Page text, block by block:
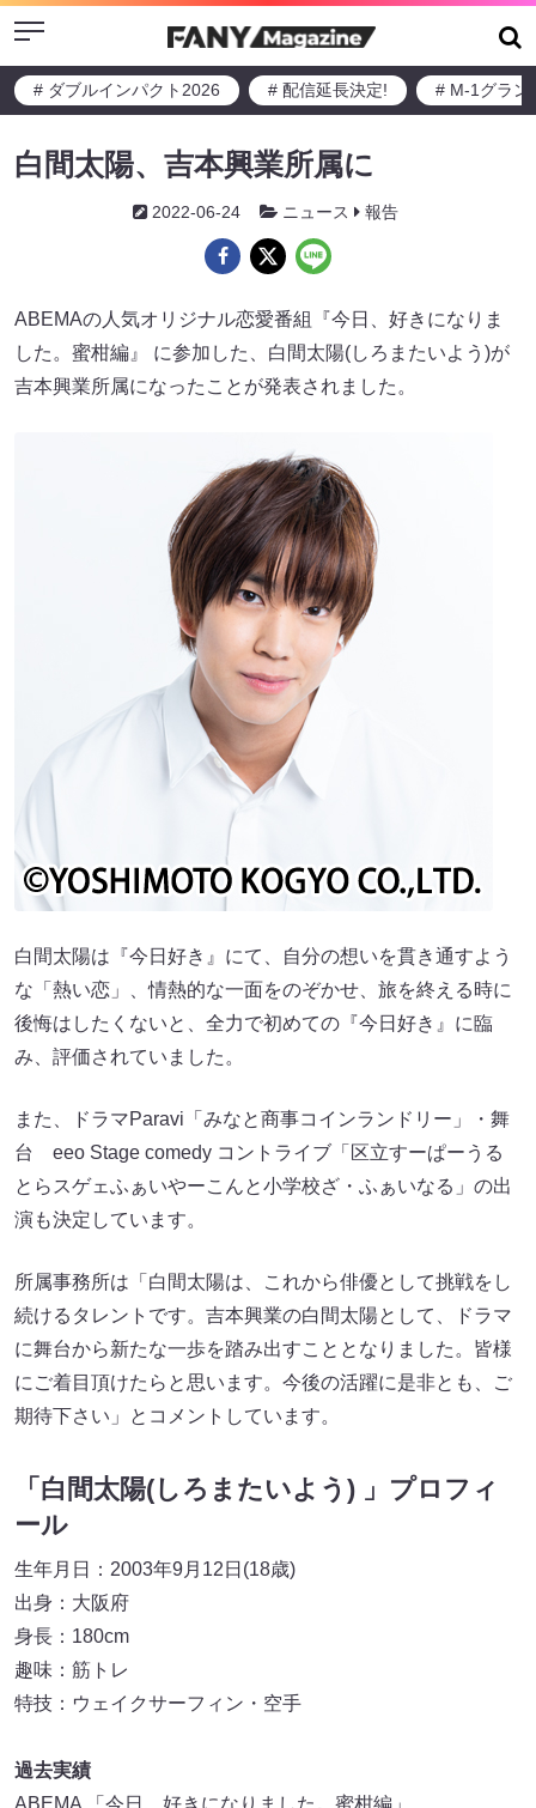
Menu
# ダブルインパクト2026 # 配信延長決定! # M-1グラン
白間太陽、吉本興業所属に
2022-06-24 ニュース 報告
ABEMAの人気オリジナル恋愛番組『今日、好きになりま
した。蜜柑編』 に参加した、白間太陽(しろまたいよう)が
吉本興業所属になったことが発表されました。
白間太陽は『今日好き』にて、自分の想いを貫き通すよう
な「熱い恋」、情熱的な一面をのぞかせ、旅を終える時に
後悔はしたくないと、全力で初めての『今日好き』に臨
み、評価されていました。
また、ドラマParavi「みなと商事コインランドリー」・舞
台 eeo Stage comedy コントライブ「区立すーぱーうる
とらスゲェふぁいやーこんと小学校ざ・ふぁいなる」の出
演も決定しています。
所属事務所は「白間太陽は、これから俳優として挑戦をし
続けるタレントです。吉本興業の白間太陽として、ドラマ
に舞台から新たな一歩を踏み出すこととなりました。皆様
にご着目頂けたらと思います。今後の活躍に是非とも、ご
期待下さい」とコメントしています。
「白間太陽(しろまたいよう) 」プロフィ
ール
生年月日：2003年9月12日(18歳)
出身：大阪府
身長：180cm
趣味：筋トレ
特技：ウェイクサーフィン・空手
過去実績